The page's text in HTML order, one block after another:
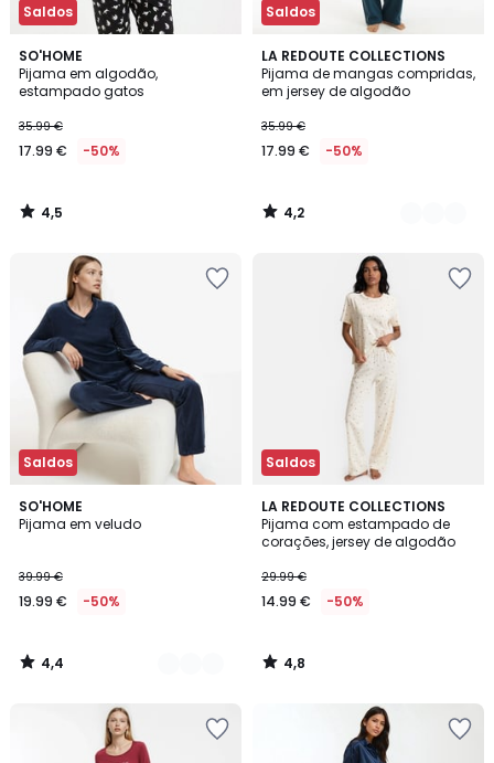
Saldos
SO'HOME
Pijama em algodão,
estampado gatos
35.99 €
17.99 € -50%
4,5
/ 5
4,5
/
Saldos
LA REDOUTE COLLECTIONS
Pijama de mangas compridas,
em jersey de algodão
35.99 €
17.99 € -50%
4,2
/ 5
2
Cores
4,2
/
Saldos
SO'HOME
Pijama em veludo
39.99 €
19.99 € -50%
4,4
/ 5
2
Cores
4,4
/
Saldos
LA REDOUTE COLLECTIONS
Pijama com estampado de
corações, jersey de algodão
29.99 €
14.99 € -50%
4,8
/ 5
4,8
/